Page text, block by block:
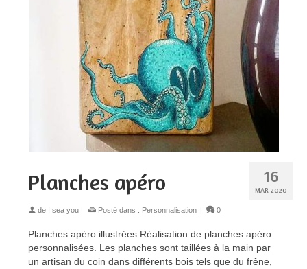
16
MAR 2020
Planches apéro
de I sea you | Posté dans : Personnalisation | 0
Planches apéro illustrées Réalisation de planches apéro
personnalisées. Les planches sont taillées à la main par
un artisan du coin dans différents bois tels que du frêne,